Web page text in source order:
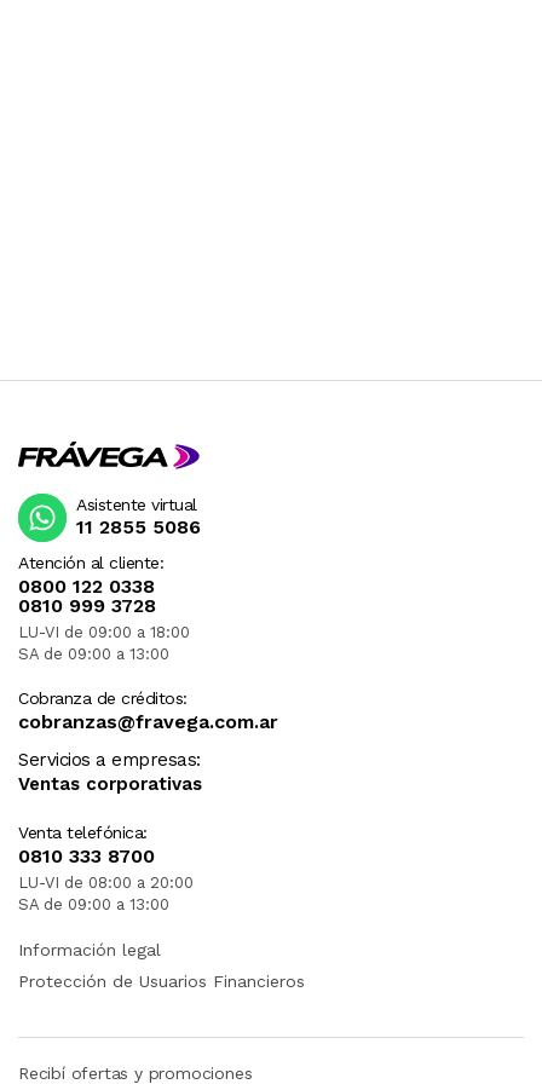
Atención al cliente:
0800 122 0338
0810 999 3728
LU-VI de 09:00 a 18:00
SA de 09:00 a 13:00
Cobranza de créditos:
cobranzas@fravega.com.ar
Servicios a empresas:
Ventas corporativas
Venta telefónica:
0810 333 8700
LU-VI de 08:00 a 20:00
SA de 09:00 a 13:00
Asistente virtual
11 2855 5086
Información legal
Protección de Usuarios Financieros
Recibí ofertas y promociones